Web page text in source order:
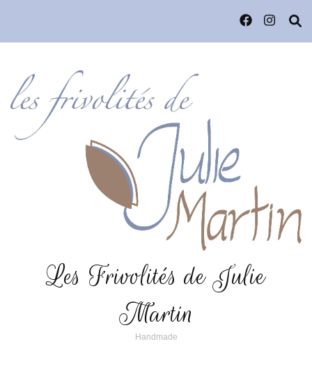
Les Frivolités de Julie
Martin
Handmade